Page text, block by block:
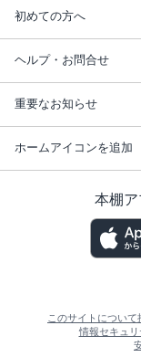
初めての方へ
ヘルプ・お問合せ
重要なお知らせ
ホームアイコンを追加
本棚ア
このサイトについて
情報セキュ